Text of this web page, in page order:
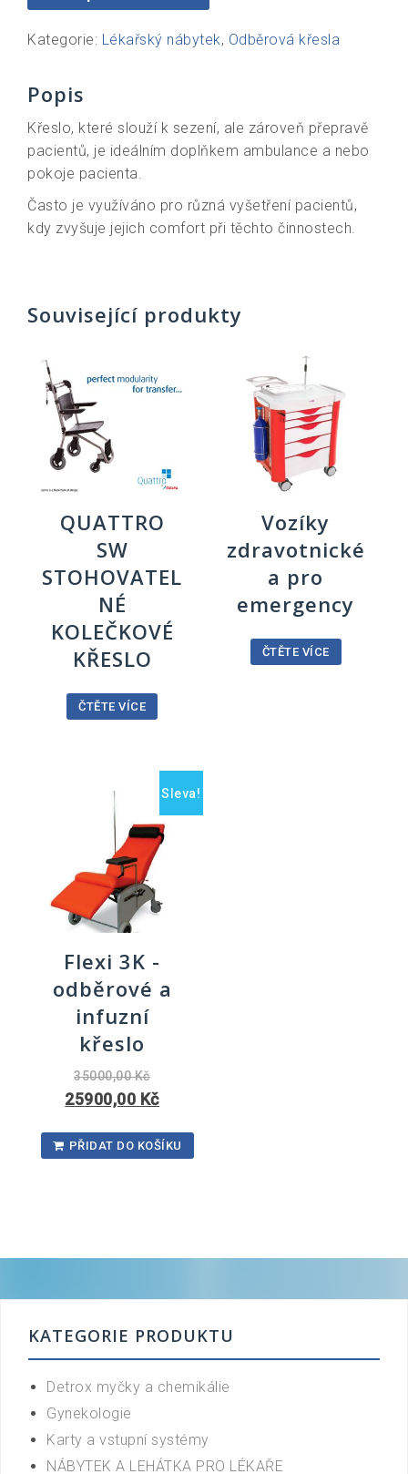
Kategorie: Lékařský nábytek, Odběrová křesla
Popis
Křeslo, které slouží k sezení, ale zároveň přepravě
pacientů, je ideálním doplňkem ambulance a nebo
pokoje pacienta.
Často je využíváno pro různá vyšetření pacientů,
kdy zvyšuje jejich comfort při těchto činnostech.
Související produkty
QUATTRO
SW
STOHOVATEL
NÉ
KOLEČKOVÉ
KŘESLO
ČTĚTE VÍCE
Vozíky
zdravotnické
a pro
emergency
ČTĚTE VÍCE
Sleva!
Flexi 3K -
odběrové a
infuzní
křeslo
35000,00Kč
25900,00 Kč
PŘIDAT DO KOŠÍKU
KATEGORIE PRODUKTU
Detrox myčky a chemikálie
Gynekologie
Karty a vstupní systémy
NÁBYTEK A LEHÁTKA PRO LÉKAŘE